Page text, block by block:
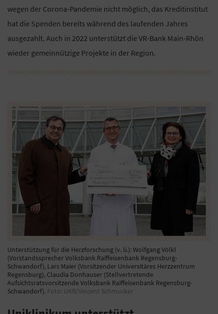
wegen der Corona-Pandemie nicht möglich, das Kreditinstitut
hat die Spenden bereits während des laufenden Jahres
ausgezahlt. Auch in 2022 unterstützt die VR-Bank Main-Rhön
wieder gemeinnützige Projekte in der Region.
Unterstützung für die Herzforschung (v. li.): Wolfgang Völkl
(Vorstandssprecher Volksbank Raiffeisenbank Regensburg-
Schwandorf), Lars Maier (Vorsitzender Universitäres Herzzentrum
Regensburg), Claudia Donhauser (Stellvertretende
Aufsichtsratsvorsitzende Volksbank Raiffeisenbank Regensburg-
Schwandorf). Foto: UKR/Vincent Schmucker